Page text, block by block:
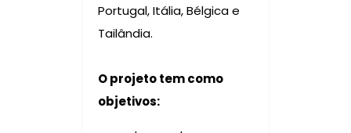
Portugal, Itália, Bélgica e
Tailândia.
O projeto tem como
objetivos: